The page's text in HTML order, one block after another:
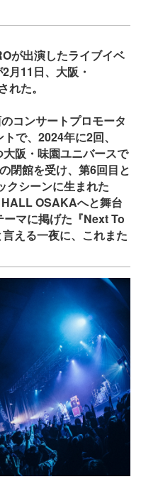
が出演したライブイベ
月11日、大阪・
た。
コンサートプロモータ
で、2024年に2回、
阪・味園ユニバースで
閉館を受け、第6回目と
クシーンに生まれた
HALL OSAKAへと舞台
マに掲げた『Next To
える一夜に、これまた